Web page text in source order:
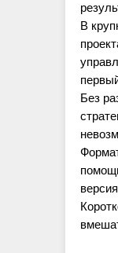
В
Без